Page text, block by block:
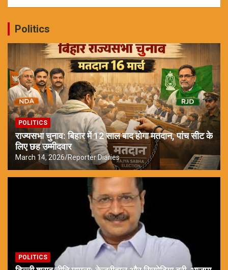
Politics
POLITICS
राज्यसभा चुनाव: बिहार में 12 साल बाद होगा मतदान, पांच सीट के
लिए छह उम्मीदवार
March 14, 2026 Reporter Diaries
POLITICS